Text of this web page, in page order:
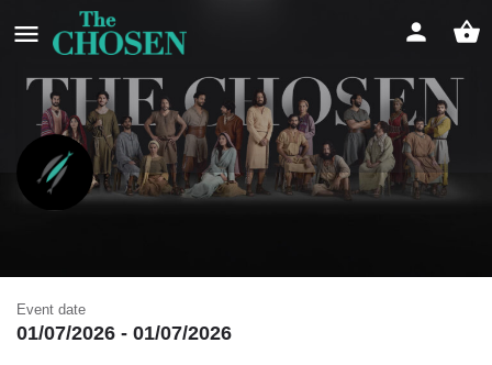
Event date
01/07/2026 - 01/07/2026